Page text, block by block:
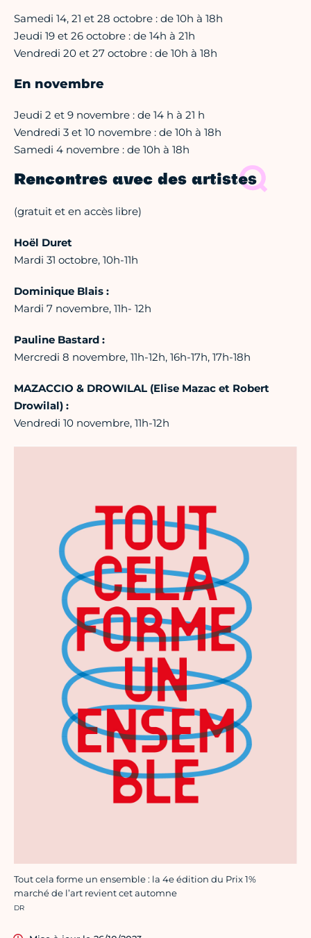
Samedi 14, 21 et 28 octobre : de 10h à 18h
Jeudi 19 et 26 octobre : de 14h à 21h
Vendredi 20 et 27 octobre : de 10h à 18h
En novembre
Jeudi 2 et 9 novembre : de 14 h à 21 h
Vendredi 3 et 10 novembre : de 10h à 18h
Samedi 4 novembre : de 10h à 18h
Rencontres avec des artistes
(gratuit et en accès libre)
Hoël Duret
Mardi 31 octobre, 10h-11h
Dominique Blais :
Mardi 7 novembre, 11h- 12h
Pauline Bastard :
Mercredi 8 novembre, 11h-12h, 16h-17h, 17h-18h
MAZACCIO & DROWILAL (Elise Mazac et Robert
Drowilal) :
Vendredi 10 novembre, 11h-12h
Tout cela forme un ensemble : la 4e édition du Prix 1%
marché de l’art revient cet automne
Crédit photo :
DR